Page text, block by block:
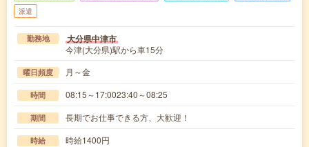
派遣
勤務地 大分県中津市
今津(大分県)駅から車15分
曜日頻度 月～金
時間 08:15～17:0023:40～08:25
期間 長期でお仕事できる方、大歓迎！
時給 時給1400円